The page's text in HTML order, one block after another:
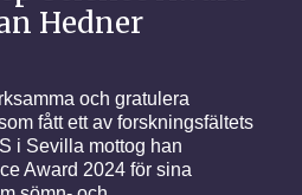
Hedner
och gratulera
fått ett av forskningsfältets
i Sevilla mottog han
Award 2024 för sina